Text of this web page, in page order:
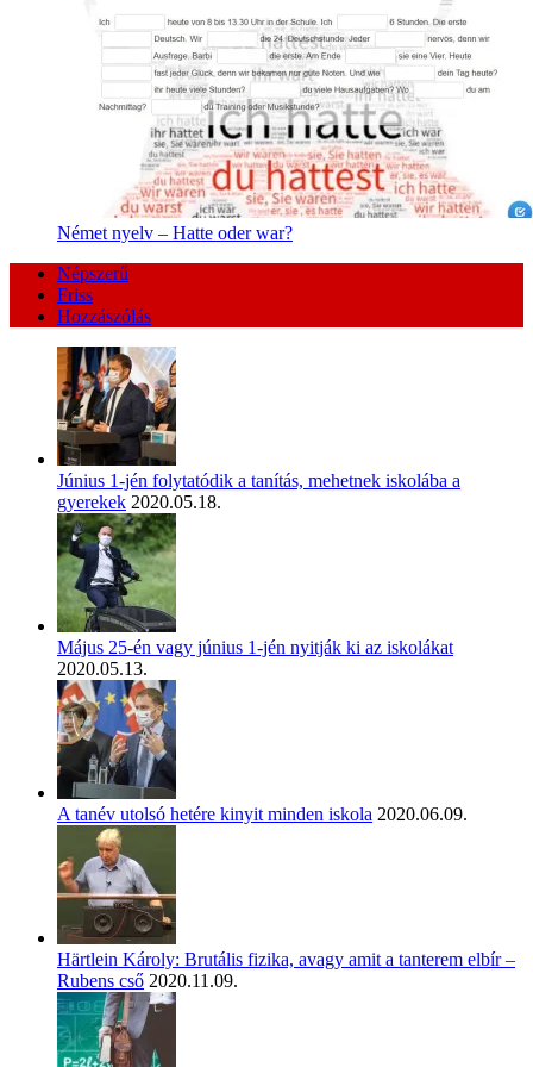
Német nyelv – Hatte oder war?
Népszerű
Friss
Hozzászólás
Június 1-jén folytatódik a tanítás, mehetnek iskolába a
gyerekek 2020.05.18.
Május 25-én vagy június 1-jén nyitják ki az iskolákat
2020.05.13.
A tanév utolsó hetére kinyit minden iskola 2020.06.09.
Härtlein Károly: Brutális fizika, avagy amit a tanterem elbír –
Rubens cső 2020.11.09.